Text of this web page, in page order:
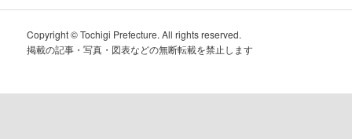
Copyright © Tochigi Prefecture. All rights reserved.
掲載の記事・写真・図表などの無断転載を禁止します